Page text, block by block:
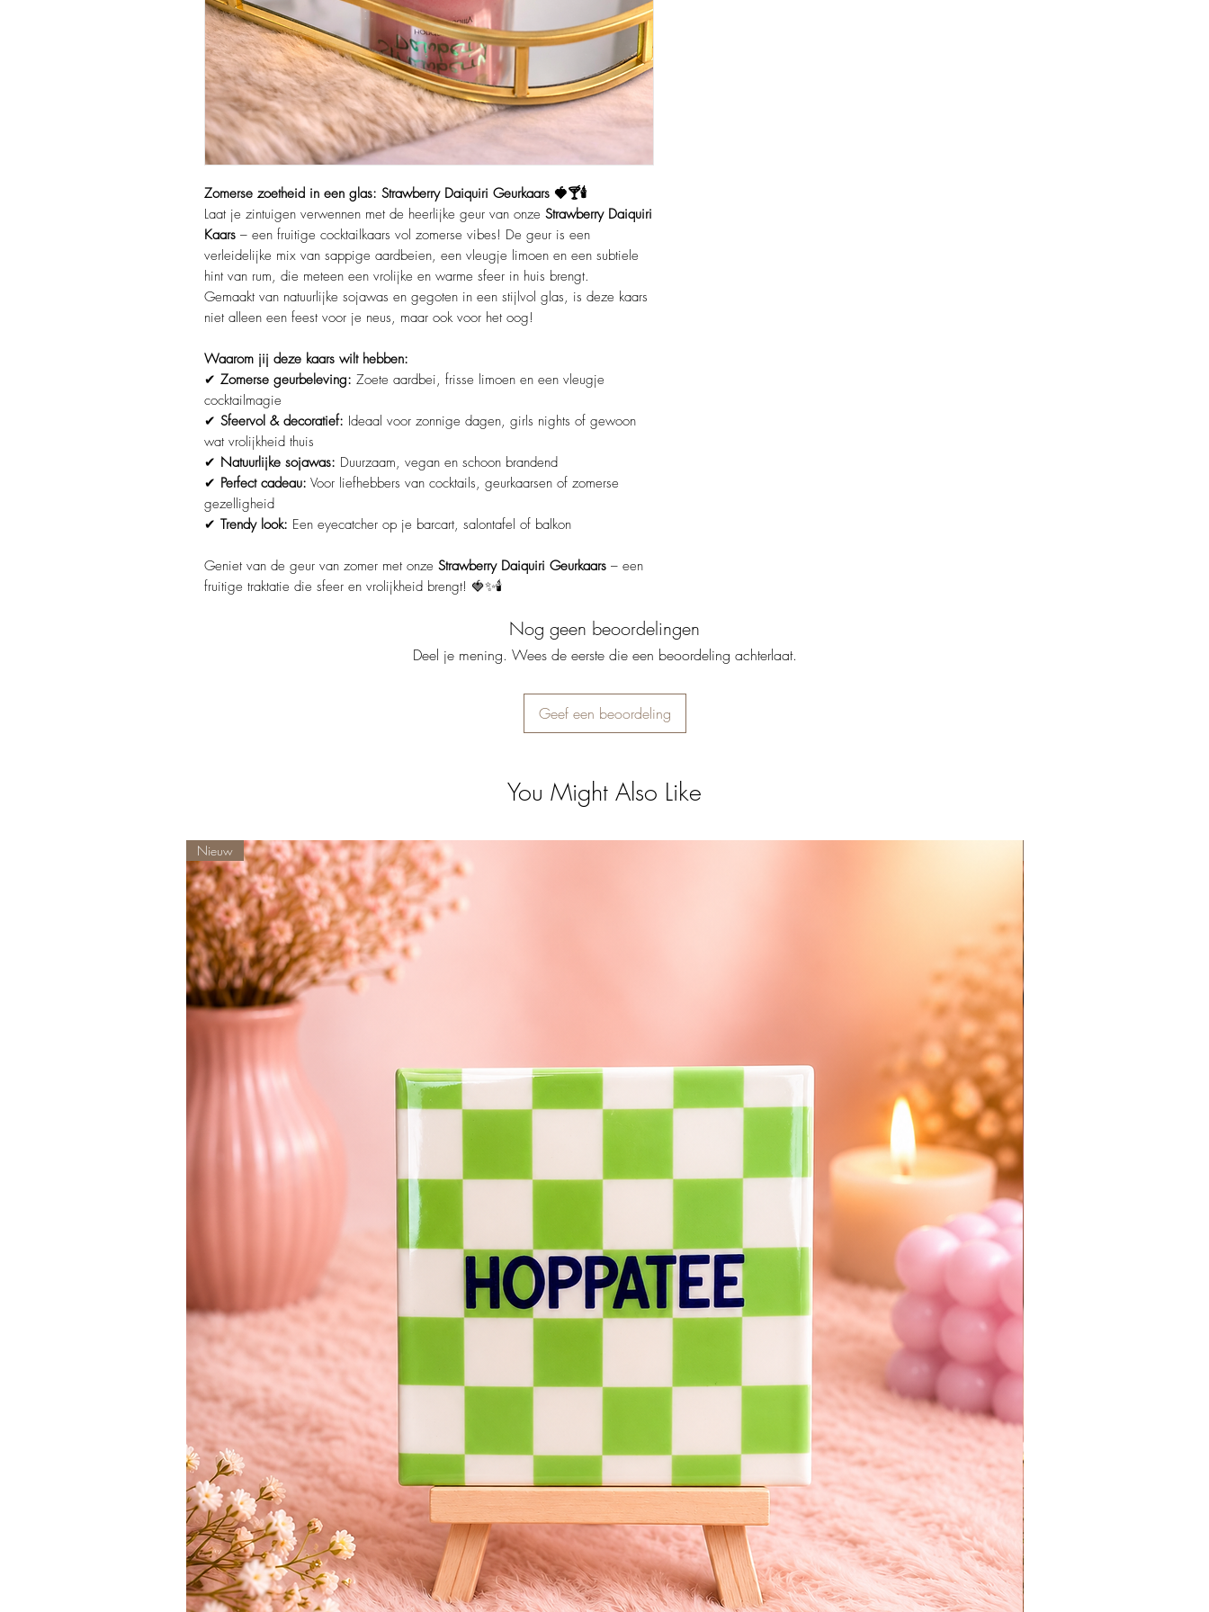
Zomerse zoetheid in een glas: Strawberry Daiquiri Geurkaars 🍓🍸🕯️
Laat je zintuigen verwennen met de heerlijke geur van onze Strawberry Daiquiri
Kaars – een fruitige cocktailkaars vol zomerse vibes! De geur is een
verleidelijke mix van sappige aardbeien, een vleugje limoen en een subtiele
hint van rum, die meteen een vrolijke en warme sfeer in huis brengt.
Gemaakt van natuurlijke sojawas en gegoten in een stijlvol glas, is deze kaars
niet alleen een feest voor je neus, maar ook voor het oog!
Waarom jij deze kaars wilt hebben:
✔ Zomerse geurbeleving: Zoete aardbei, frisse limoen en een vleugje
cocktailmagie
✔ Sfeervol & decoratief: Ideaal voor zonnige dagen, girls nights of gewoon
wat vrolijkheid thuis
✔ Natuurlijke sojawas: Duurzaam, vegan en schoon brandend
✔ Perfect cadeau: Voor liefhebbers van cocktails, geurkaarsen of zomerse
gezelligheid
✔ Trendy look: Een eyecatcher op je barcart, salontafel of balkon
Geniet van de geur van zomer met onze Strawberry Daiquiri Geurkaars – een
fruitige traktatie die sfeer en vrolijkheid brengt! 🍓✨🕯️
Nog geen beoordelingen
Deel je mening. Wees de eerste die een beoordeling achterlaat.
Geef een beoordeling
You Might Also Like
Nieuw